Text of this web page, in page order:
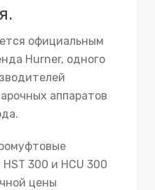
официальным
Hurner, одного
аппаратов
300 и HCU 300
цены